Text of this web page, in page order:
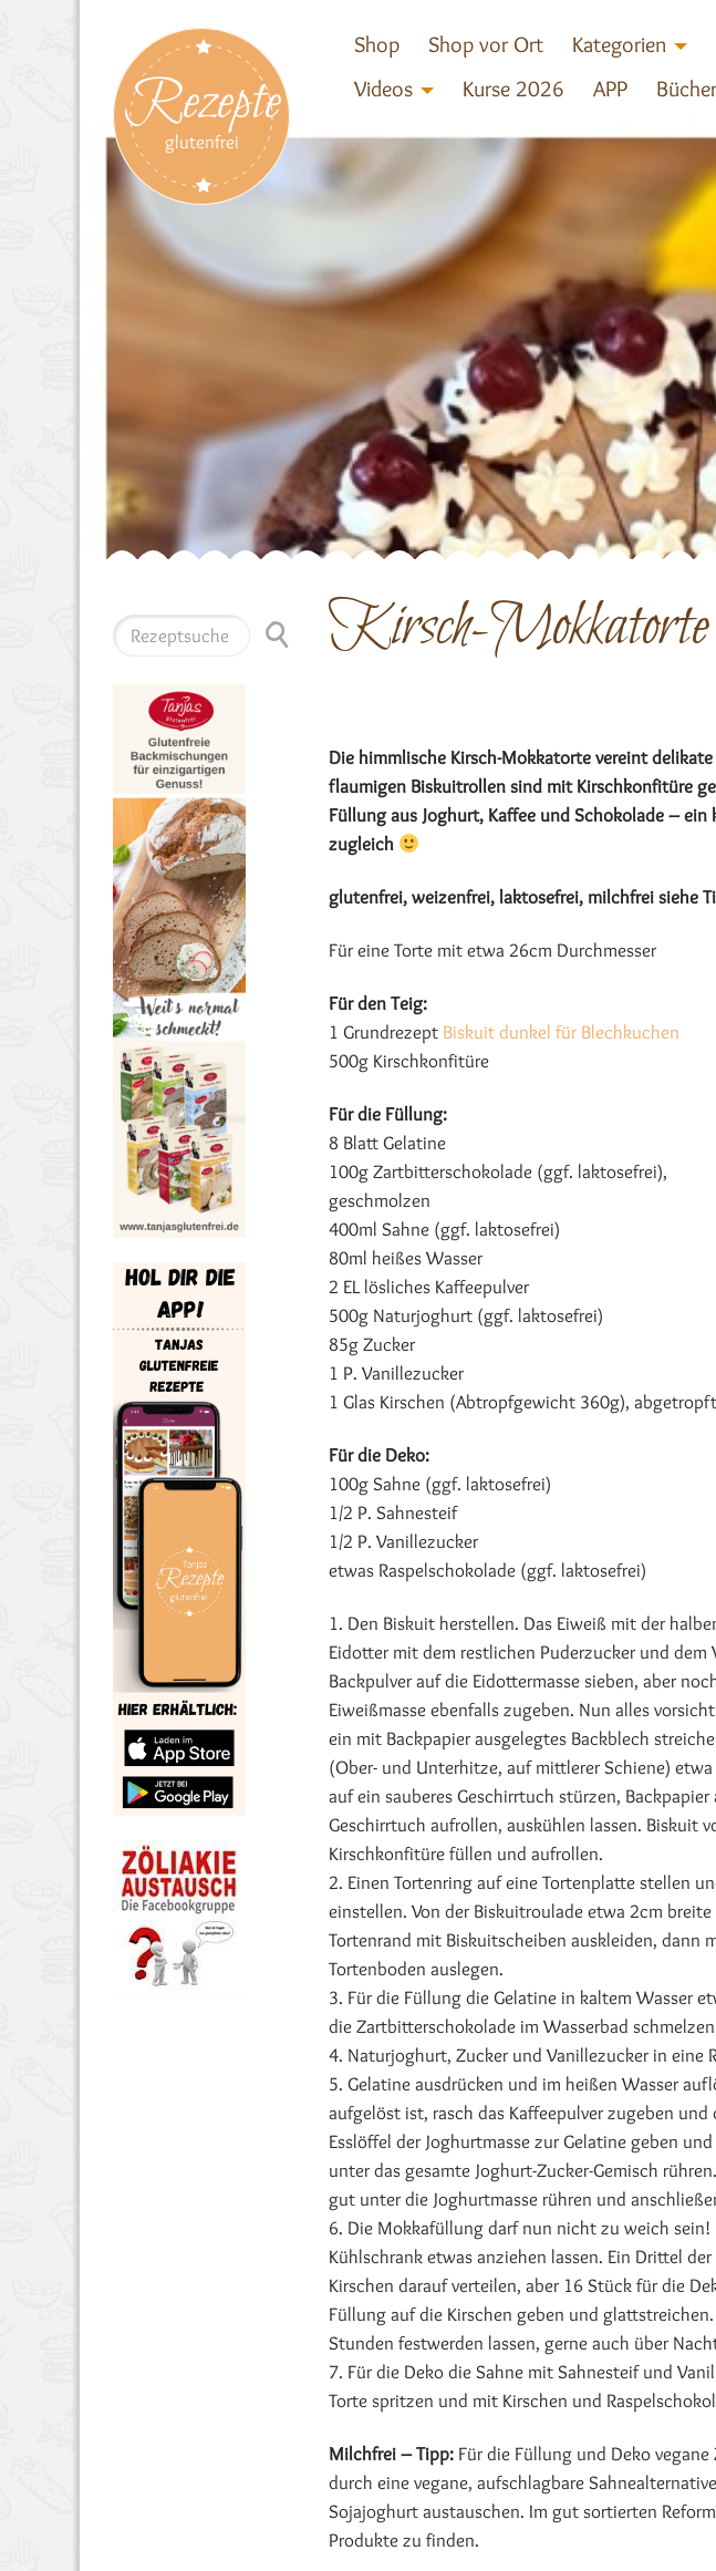
Rezepte
glutenfrei
Shop Shop vor Ort Kategorien
Videos
Kurse 2026 APP Bücher
Kirsch-Mokkatorte
Die himmlische Kirsch-Mokkatorte vereint
flaumigen Biskuitrollen sind mit Kirschkonfitüre
Füllung aus Joghurt, Kaffee und Schokolade –
zugleich
glutenfrei, weizenfrei, laktosefrei, milchfrei siehe
Für eine Torte mit etwa 26cm Durchmesser
Für den Teig:
1 Grundrezept Biskuit dunkel für Blechkuchen
500g Kirschkonfitüre
Für die Füllung:
8 Blatt Gelatine
100g Zartbitterschokolade (ggf. laktosefrei),
geschmolzen
400ml Sahne (ggf. laktosefrei)
80ml heißes Wasser
2 EL lösliches Kaffeepulver
500g Naturjoghurt (ggf. laktosefrei)
85g Zucker
1 P. Vanillezucker
1 Glas Kirschen (Abtropfgewicht 360g), abgetropft
Für die Deko:
100g Sahne (ggf. laktosefrei)
1/2 P. Sahnesteif
1/2 P. Vanillezucker
etwas Raspelschokolade (ggf. laktosefrei)
1. Den Biskuit herstellen. Das Eiweiß mit der
Eidotter mit dem restlichen Puderzucker und
Backpulver auf die Eidottermasse sieben, aber
Eiweißmasse ebenfalls zugeben. Nun alles
ein mit Backpapier ausgelegtes Backblech
(Ober- und Unterhitze, auf mittlerer Schiene)
auf ein sauberes Geschirrtuch stürzen,
Geschirrtuch aufrollen, auskühlen lassen. Biskuit
Kirschkonfitüre füllen und aufrollen.
2. Einen Tortenring auf eine Tortenplatte stellen
einstellen. Von der Biskuitroulade etwa 2cm
Tortenrand mit Biskuitscheiben auskleiden, dann
Tortenboden auslegen.
3. Für die Füllung die Gelatine in kaltem Wasser
die Zartbitterschokolade im Wasserbad
4. Naturjoghurt, Zucker und Vanillezucker in eine
5. Gelatine ausdrücken und im heißen Wasser
aufgelöst ist, rasch das Kaffeepulver zugeben
Esslöffel der Joghurtmasse zur Gelatine geben
unter das gesamte Joghurt-Zucker-Gemisch
gut unter die Joghurtmasse rühren und
6. Die Mokkafüllung darf nun nicht zu weich sein!
Kühlschrank etwas anziehen lassen. Ein Drittel
Kirschen darauf verteilen, aber 16 Stück für die
Füllung auf die Kirschen geben und
Stunden festwerden lassen, gerne auch über
7. Für die Deko die Sahne mit Sahnesteif und
Torte spritzen und mit Kirschen und
Milchfrei – Tipp: Für die Füllung und Deko
durch eine vegane, aufschlagbare
Sojajoghurt austauschen. Im gut sortierten
Produkte zu finden.